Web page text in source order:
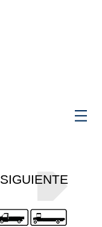
SIGUIENTE